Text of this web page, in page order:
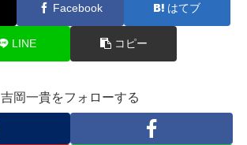
Facebook はてブ
LINE コピー
吉岡一貴をフォローする